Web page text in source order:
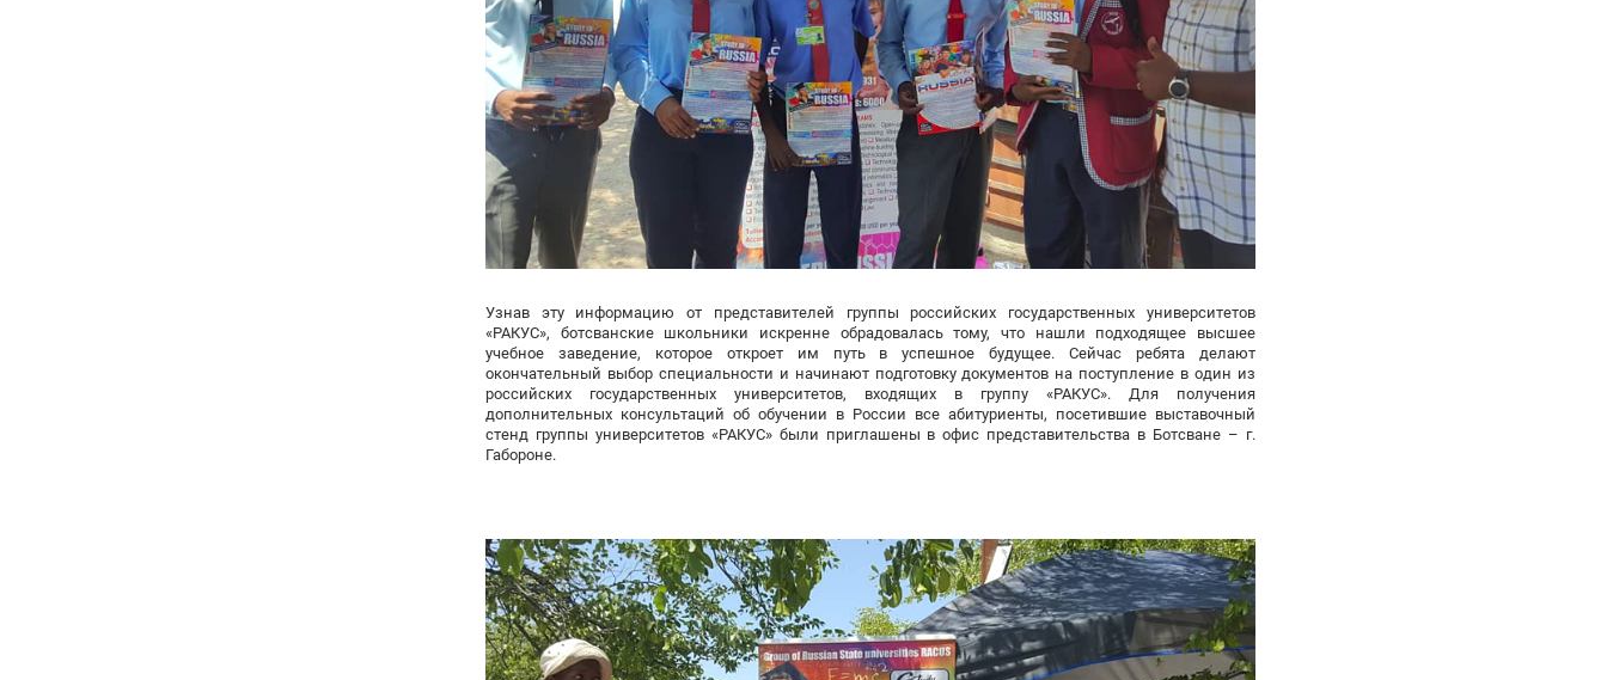
Узнав эту информацию от представителей группы российских государственных университетов
«РАКУС», ботсванские школьники искренне обрадовалась тому, что нашли подходящее высшее
учебное заведение, которое откроет им путь в успешное будущее. Сейчас ребята делают
окончательный выбор специальности и начинают подготовку документов на поступление в один из
российских государственных университетов, входящих в группу «РАКУС». Для получения
дополнительных консультаций об обучении в России все абитуриенты, посетившие выставочный
стенд группы университетов «РАКУС» были приглашены в офис представительства в Ботсване – г.
Габороне.